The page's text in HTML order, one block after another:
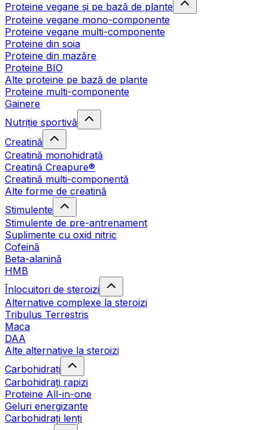
Proteine vegane și pe bază de plante
Proteine vegane mono-componente
Proteine vegane multi-componente
Proteine din soia
Proteine din mazăre
Proteine BIO
Alte proteine pe bază de plante
Proteine multi-componente
Gainere
Nutriție sportivă
Creatină
Creatină monohidrată
Creatină Creapure®
Creatină multi-componentă
Alte forme de creatină
Stimulente
Stimulente de pre-antrenament
Suplimente cu oxid nitric
Cofeină
Beta-alanină
HMB
Înlocuitori de steroizi
Alternative complexe la steroizi
Tribulus Terrestris
Maca
DAA
Alte alternative la steroizi
Carbohidrați
Carbohidrați rapizi
Proteine All-in-one
Geluri energizante
Carbohidrați lenți